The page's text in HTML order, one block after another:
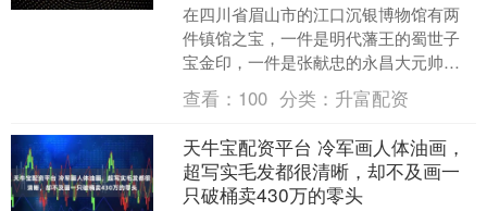
在四川省眉山市的江口沉银博物馆有两
件镇馆之宝，一件是明代藩王的蜀世子
宝金印，一件是张献忠的永昌大元帅金
印。 江口沉银的绝大多数文物都是我国
考古人员发掘出水的，但....
查看： 100 分类： 升富配资
天牛宝配资平台 冷军画人体油画，
超写实毛发都很清晰，却不及画一
只破桶卖430万的零头